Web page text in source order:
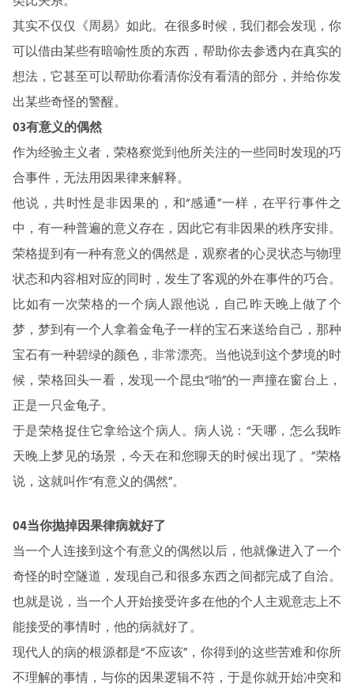
其实不仅仅《周易》如此。在很多时候，我们都会发现，你
可以借由某些有暗喻性质的东西，帮助你去参透内在真实的
想法，它甚至可以帮助你看清你没有看清的部分，并给你发
出某些奇怪的警醒。
03有意义的偶然
作为经验主义者，荣格察觉到他所关注的一些同时发现的巧
合事件，无法用因果律来解释。
他说，共时性是非因果的，和“感通”一样，在平行事件之
中，有一种普遍的意义存在，因此它有非因果的秩序安排。
荣格提到有一种有意义的偶然是，观察者的心灵状态与物理
状态和内容相对应的同时，发生了客观的外在事件的巧合。
比如有一次荣格的一个病人跟他说，自己昨天晚上做了个
梦，梦到有一个人拿着金龟子一样的宝石来送给自己，那种
宝石有一种碧绿的颜色，非常漂亮。当他说到这个梦境的时
候，荣格回头一看，发现一个昆虫“啪”的一声撞在窗台上，
正是一只金龟子。
于是荣格捉住它拿给这个病人。病人说：“天哪，怎么我昨
天晚上梦见的场景，今天在和您聊天的时候出现了。”荣格
说，这就叫作“有意义的偶然”。
04当你抛掉因果律病就好了
当一个人连接到这个有意义的偶然以后，他就像进入了一个
奇怪的时空隧道，发现自己和很多东西之间都完成了自洽。
也就是说，当一个人开始接受许多在他的个人主观意志上不
能接受的事情时，他的病就好了。
现代人的病的根源都是“不应该”，你得到的这些苦难和你所
不理解的事情，与你的因果逻辑不符，于是你就开始冲突和